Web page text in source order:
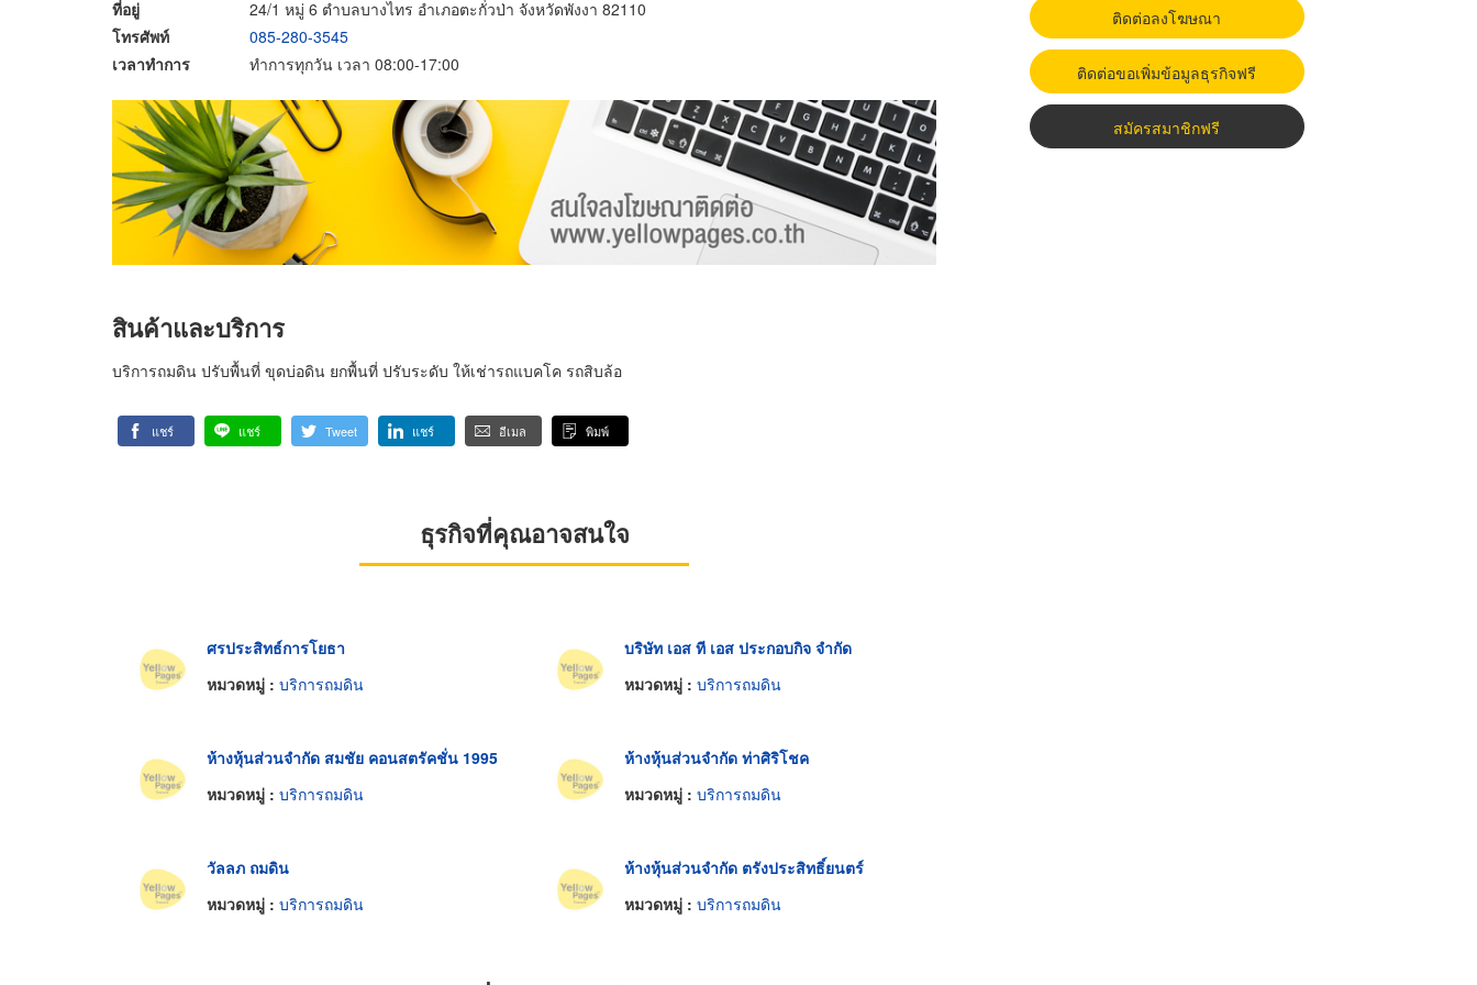
ที่อยู่
24/1 หมู่ 6 ตำบลบางไทร อำเภอตะกั่วป่า จังหวัดพังงา 82110
โทรศัพท์
085-280-3545
เวลาทำการ
ทำการทุกวัน เวลา 08:00-17:00
สินค้าและบริการ
บริการถมดิน ปรับพื้นที่ ขุดบ่อดิน ยกพื้นที่ ปรับระดับ ให้เช่ารถแบคโค รถสิบล้อ
แชร์ แชร์ Tweet แชร์ อีเมล พิมพ์
ธุรกิจที่คุณอาจสนใจ
ศรประสิทธ์การโยธา
หมวดหมู่ : บริการถมดิน
บริษัท เอส ที เอส ประกอบกิจ จำกัด
หมวดหมู่ : บริการถมดิน
ห้างหุ้นส่วนจำกัด สมชัย คอนสตรัคชั่น 1995
หมวดหมู่ : บริการถมดิน
ห้างหุ้นส่วนจำกัด ท่าศิริโชค
หมวดหมู่ : บริการถมดิน
วัลลภ ถมดิน
หมวดหมู่ : บริการถมดิน
ห้างหุ้นส่วนจำกัด ตรังประสิทธิ์ยนตร์
หมวดหมู่ : บริการถมดิน
ติดต่อลงโฆษณา
ติดต่อขอเพิ่มข้อมูลธุรกิจฟรี
สมัครสมาชิกฟรี